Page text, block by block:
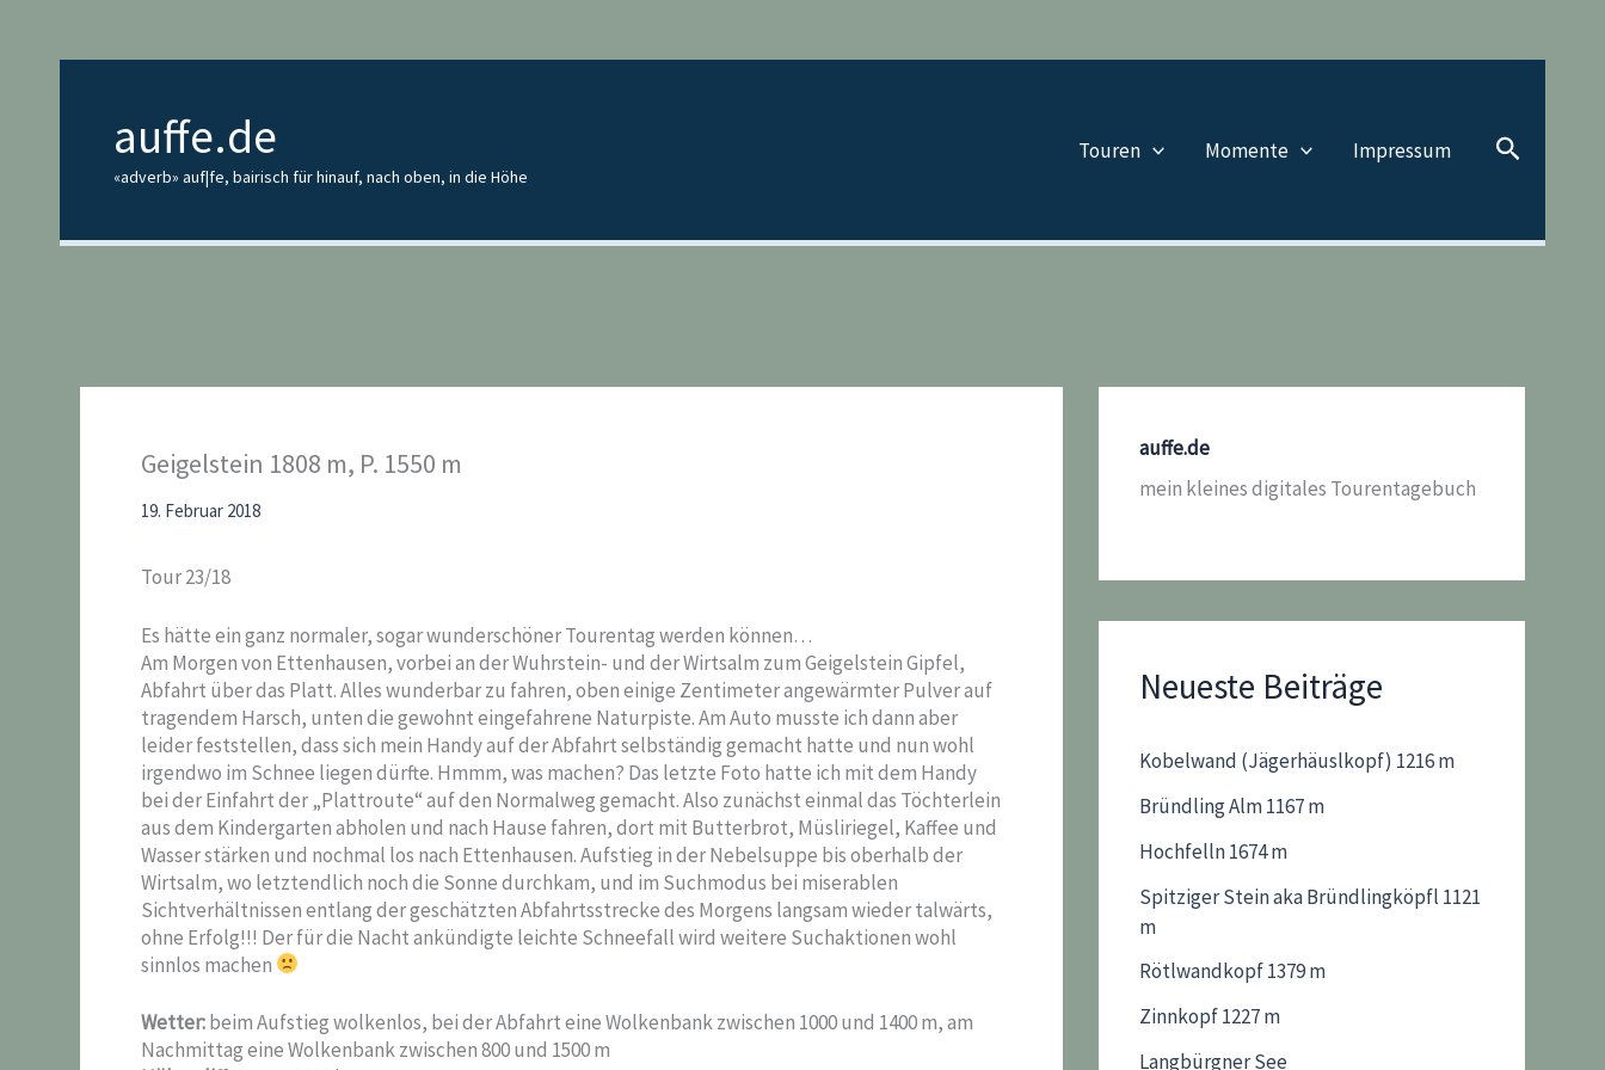
springen
auffe.de
«adverb» auf|fe, bairisch für hinauf, nach oben, in die Höhe
Touren Momente Impressum Suchen
Geigelstein 1808 m, P. 1550 m
19. Februar 2018
Tour 23/18
Es hätte ein ganz normaler, sogar wunderschöner Tourentag werden können…
Am Morgen von Ettenhausen, vorbei an der Wuhrstein- und der Wirtsalm zum Geigelstein Gipfel,
Abfahrt über das Platt. Alles wunderbar zu fahren, oben einige Zentimeter angewärmter Pulver auf
tragendem Harsch, unten die gewohnt eingefahrene Naturpiste. Am Auto musste ich dann aber
leider feststellen, dass sich mein Handy auf der Abfahrt selbständig gemacht hatte und nun wohl
irgendwo im Schnee liegen dürfte. Hmmm, was machen? Das letzte Foto hatte ich mit dem Handy
bei der Einfahrt der „Plattroute“ auf den Normalweg gemacht. Also zunächst einmal das Töchterlein
aus dem Kindergarten abholen und nach Hause fahren, dort mit Butterbrot, Müsliriegel, Kaffee und
Wasser stärken und nochmal los nach Ettenhausen. Aufstieg in der Nebelsuppe bis oberhalb der
Wirtsalm, wo letztendlich noch die Sonne durchkam, und im Suchmodus bei miserablen
Sichtverhältnissen entlang der geschätzten Abfahrtsstrecke des Morgens langsam wieder talwärts,
ohne Erfolg!!! Der für die Nacht ankündigte leichte Schneefall wird weitere Suchaktionen wohl
sinnlos machen
Wetter:beim Aufstieg wolkenlos, bei der Abfahrt eine Wolkenbank zwischen 1000 und 1400 m, am
Nachmittag eine Wolkenbank zwischen 800 und 1500 m
auffe.de
mein kleines digitales Tourentagebuch
Neueste Beiträge
Kobelwand (Jägerhäuslkopf) 1216 m
Bründling Alm 1167 m
Hochfelln 1674 m
Spitziger Stein aka Bründlingköpfl 1121
m
Rötlwandkopf 1379 m
Zinnkopf 1227 m
Langbürgner See